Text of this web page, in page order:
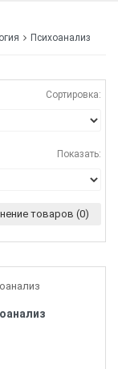
Психоанализ
Сортировка:
Показать:
товаров (0)